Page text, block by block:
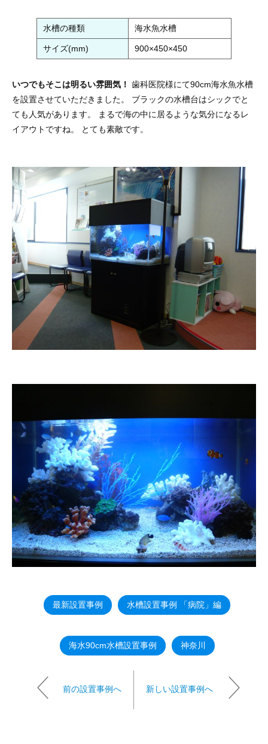
水槽の種類 海水魚水槽
サイズ(mm) 900×450×450
いつでもそこは明るい雰囲気！ 歯科医院様にて90cm海水魚水槽
を設置させていただきました。 ブラックの水槽台はシックでと
ても人気があります。 まるで海の中に居るような気分になるレ
イアウトですね。 とても素敵です。
最新設置事例 水槽設置事例 「病院」編
海水90cm水槽設置事例 神奈川
前の設置事例へ 新しい設置事例へ